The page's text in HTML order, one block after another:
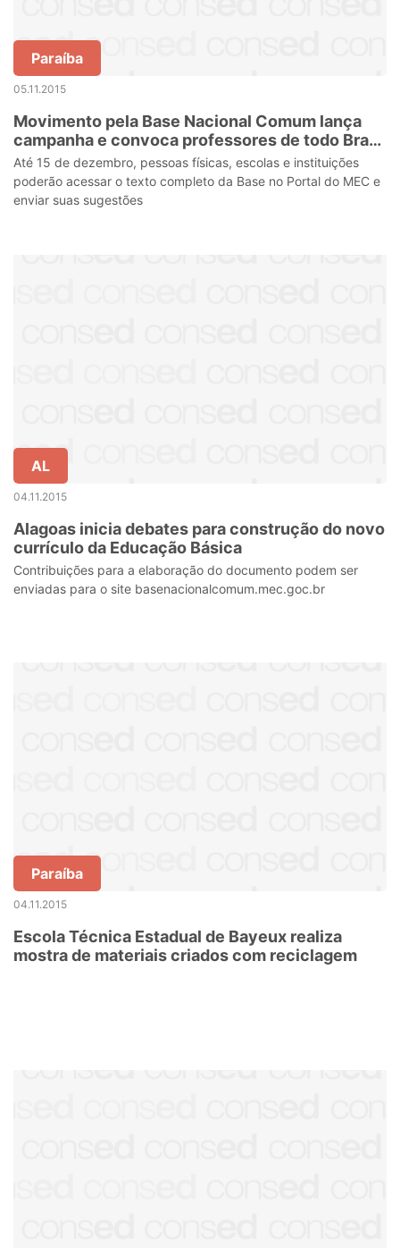
Paraíba
05.11.2015
Movimento pela Base Nacional Comum lança
campanha e convoca professores de todo Brasil
à participação na consulta pública realizada
pelo MEC
Até 15 de dezembro, pessoas físicas, escolas e instituições
poderão acessar o texto completo da Base no Portal do MEC e
enviar suas sugestões
AL
04.11.2015
Alagoas inicia debates para construção do novo
currículo da Educação Básica
Contribuições para a elaboração do documento podem ser
enviadas para o site basenacionalcomum.mec.goc.br
Paraíba
04.11.2015
Escola Técnica Estadual de Bayeux realiza
mostra de materiais criados com reciclagem